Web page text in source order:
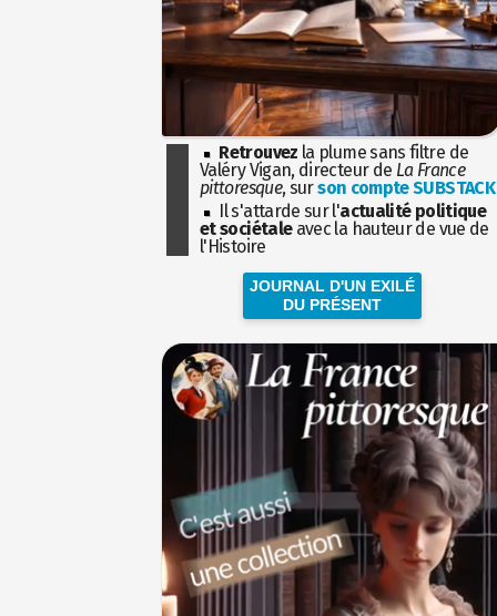
Retrouvez la plume sans filtre de
Valéry Vigan, directeur de La France
pittoresque, surson compte SUBSTACK
Il s'attarde sur l'actualité politique
et sociétaleavec la hauteur de vue de
l'Histoire
JOURNAL D'UN EXILÉ
DU PRÉSENT